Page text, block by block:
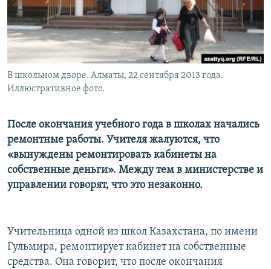
В школьном дворе. Алматы, 22 сентября 2013 года.
Иллюстративное фото.
После окончания учебного года в школах начались
ремонтные работы. Учителя жалуются, что
«вынуждены ремонтировать кабинеты на
собственные деньги». Между тем в министерстве и
управлении говорят, что это незаконно.
Учительница одной из школ Казахстана, по имени
Гульмира, ремонтирует кабинет на собственные
средства. Она говорит, что после окончания